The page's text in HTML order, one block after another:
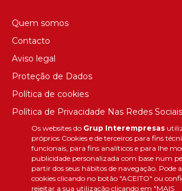
Os websites do Grup Interempresas
próprios Cookies e de terceiros para fins
funcionais, para fins analíticos e para lhe
publicidade personalizada com base num
partir dos seus hábitos de navegação. Pode
cookies clicando no botão "ACEITO" ou
rejeitar a sua utilização clicando em "MAIS
Quem somos
Contacto
Aviso legal
Proteção de Dados
Política de cookies
Política de Privacidade Nas Redes Sociais
Canal de denúncias
Colaborações editoriais